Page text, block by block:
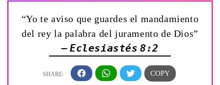
“Yo te aviso que guardes el mandamiento
del rey la palabra del juramento de Dios”
— Eclesiastés 8:2